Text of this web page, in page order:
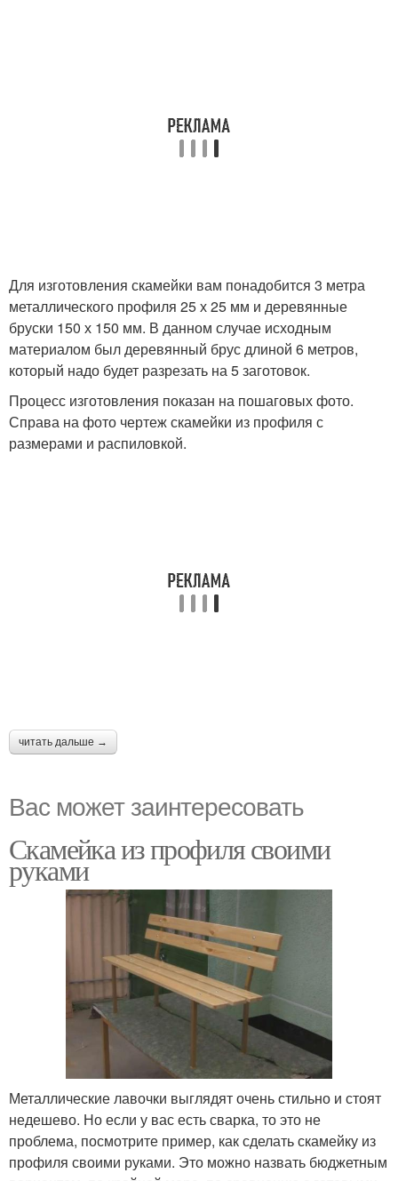
Для изготовления скамейки вам понадобится 3 метра
металлического профиля 25 х 25 мм и деревянные
бруски 150 х 150 мм. В данном случае исходным
материалом был деревянный брус длиной 6 метров,
который надо будет разрезать на 5 заготовок.
Процесс изготовления показан на пошаговых фото.
Справа на фото чертеж скамейки из профиля с
размерами и распиловкой.
читать дальше →
Вас может заинтересовать
Скамейка из профиля своими
руками
Металлические лавочки выглядят очень стильно и стоят
недешево. Но если у вас есть сварка, то это не
проблема, посмотрите пример, как сделать скамейку из
профиля своими руками. Это можно назвать бюджетным